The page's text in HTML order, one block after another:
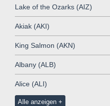
Lake of the Ozarks (AIZ)
Akiak (AKI)
King Salmon (AKN)
Albany (ALB)
Alice (ALI)
Alle anzeigen